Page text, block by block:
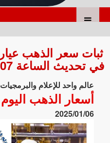
في تحديث الساعة 13:11:07 عند 4263جنيه
عالم واحد للإعلام والبرمجيات
أسعار الذهب اليوم
2025/01/06